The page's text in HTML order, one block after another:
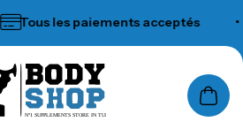
Tous les paiements acceptés
N°1 SUPPLEMENTS STORE IN TUNISIA